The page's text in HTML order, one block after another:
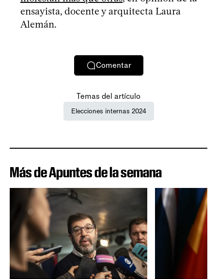
ensayista, docente y arquitecta Laura
Alemán.
Comentar
Temas del artículo
Elecciones internas 2024
Más de Apuntes de la semana